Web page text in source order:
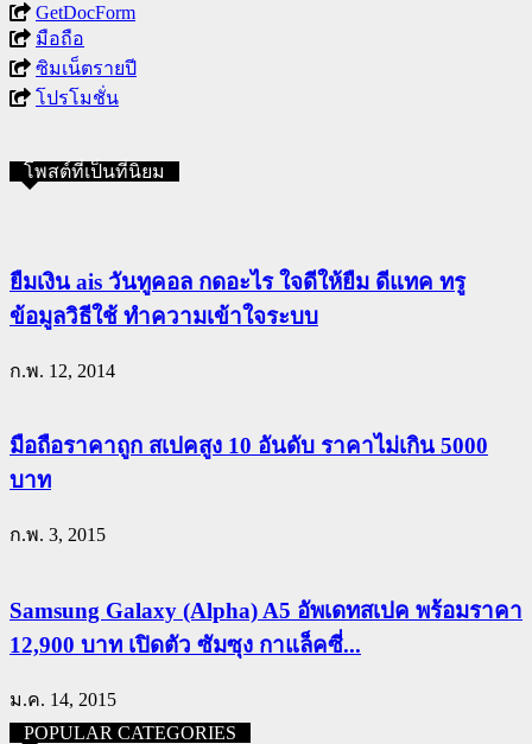
GetDocForm
มือถือ
ซิมเน็ตรายปี
โปรโมชั่น
โพสต์ที่เป็นที่นิยม
ยืมเงิน ais วันทูคอล กดอะไร ใจดีให้ยืม ดีแทค ทรู
ข้อมูลวิธีใช้ ทำความเข้าใจระบบ
ก.พ. 12, 2014
มือถือราคาถูก สเปคสูง 10 อันดับ ราคาไม่เกิน 5000
บาท
ก.พ. 3, 2015
Samsung Galaxy (Alpha) A5 อัพเดทสเปค พร้อมราคา
12,900 บาท เปิดตัว ซัมซุง กาแล็คซี่...
ม.ค. 14, 2015
POPULAR CATEGORIES